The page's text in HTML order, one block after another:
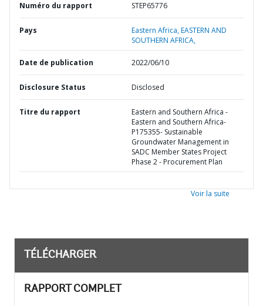
Numéro du rapport STEP65776
Pays Eastern Africa,EASTERN AND
SOUTHERN AFRICA,
Date de publication 2022/06/10
Disclosure Status Disclosed
Titre du rapport
Eastern and Southern Africa -
Eastern and Southern Africa-
P175355- Sustainable
Groundwater Management in
SADC Member States Project
Phase 2 - Procurement Plan
Voir la suite
TÉLÉCHARGER
RAPPORT COMPLET